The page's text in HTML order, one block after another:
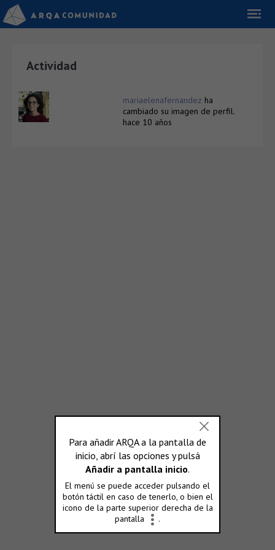
Actividad
mariaelenafernandez ha
cambiado su imagen de perfil.
hace 10 años